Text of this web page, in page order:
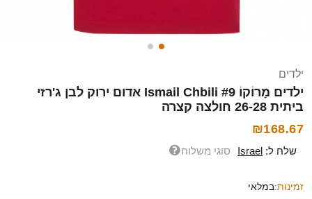
ילדים
ילדים מָרוֹקוֹ Ismail Chbili #9 אדום ירוק לבן ג'רזי
ביתית 26-28 חולצה קצרה
₪168.67
שלח ל: Israel סוגי משלוח
זמינות:במלאי